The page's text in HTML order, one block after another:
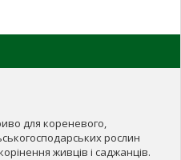
для кореневого,
рослин
живців і саджанців.